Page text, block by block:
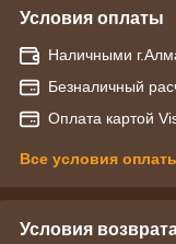
Условия оплаты
Наличными
Безналичный
Оплата картой
Все условия
Условия